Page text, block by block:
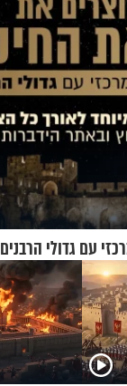
עם גדולי הרבנים